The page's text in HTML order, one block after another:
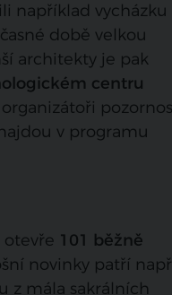
například vycházku
době velkou
architekty je pak
centru
v programu
otevře 101 běžně
novinky patří
z mála sakrálních